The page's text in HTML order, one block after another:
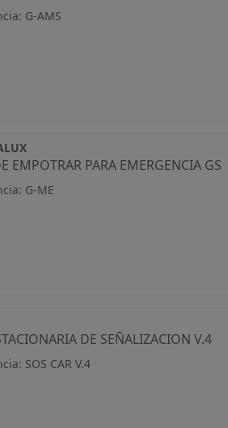
G-AMS
EMPOTRAR PARA EMERGENCIA GS
G-ME
DE SEÑALIZACION V.4
SOS CAR V.4